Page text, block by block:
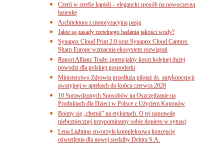
Czerń w strefie kąpieli – elegancki sposób na nowoczesną
łazienkę
Architektura z motoryzacyjną pasją
Jakie są zasady rzetelnego badania jakości wody?
Synappx Cloud Print 2.0 oraz Synappx Cloud Capture.
Sharp Europe wzmacnia ekosystem rozwiązań
Raport Allianz Trade: potencjalny koszt kolejnej dużej
powodzi dla polskiej gospodarki
Ministerstwo Zdrowia przedłuża pilotaż ds. antykoncepcji
awaryjnej w aptekach do końca czerwca 2028
10 Sprawdzonych Sposobów na Oszczędzanie na
Produktach dla Dzieci w Polsce z Użyciem Kuponów
Boimy się „chemii” na etykietach. O tej naprawdę
niebezpiecznej przypominamy sobie dopiero w sytuacj
Lena Lighting stworzyła kompleksową koncepcję
oświetlenia dla nowej siedziby Dektra S.A.